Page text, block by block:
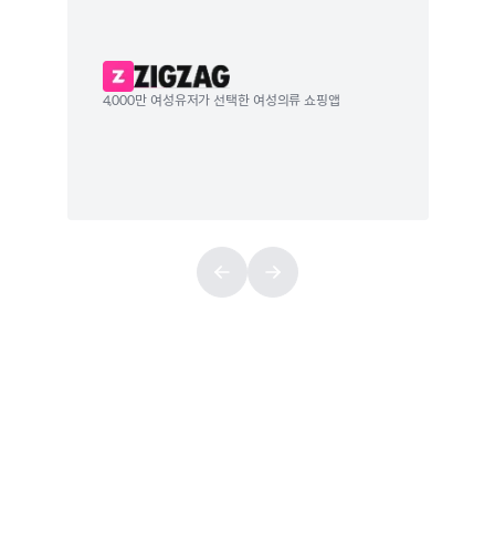
4,000만 여성유저가 선택한 여성의류 쇼핑앱